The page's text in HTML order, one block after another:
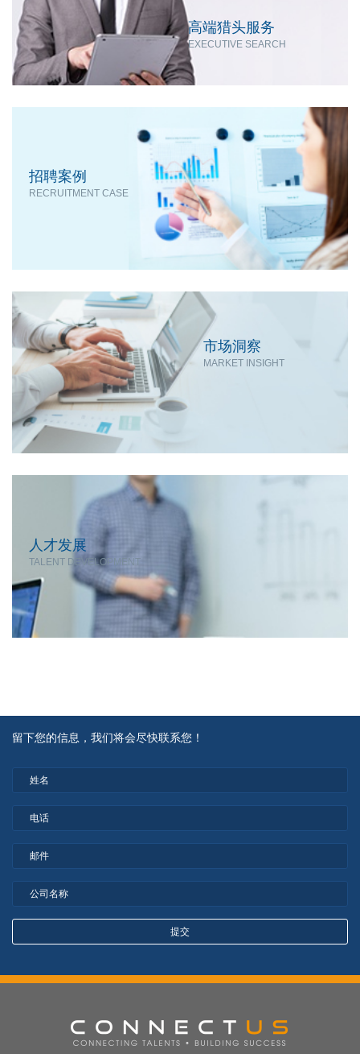
高端猎头服务
EXECUTIVE SEARCH
招聘案例
RECRUITMENT CASE
市场洞察
MARKET INSIGHT
人才发展
TALENT DEVELOPMENT
留下您的信息，我们将会尽快联系您！